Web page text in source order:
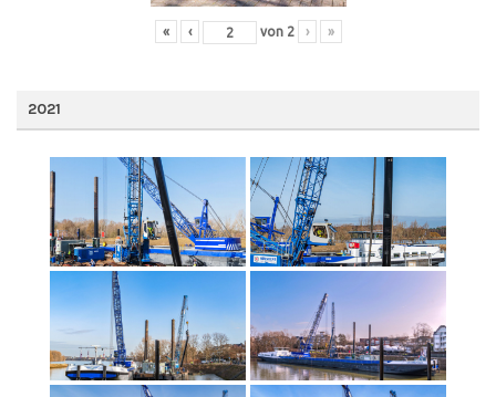
« ‹ von 2 › »
2021